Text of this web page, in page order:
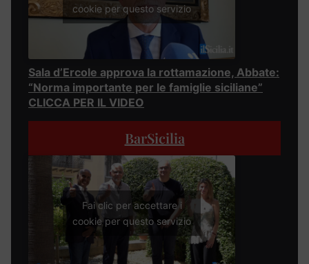
cookie per questo servizio
Sala d’Ercole approva la rottamazione, Abbate:
“Norma importante per le famiglie siciliane”
CLICCA PER IL VIDEO
BarSicilia
Fai clic per accettare i
cookie per questo servizio